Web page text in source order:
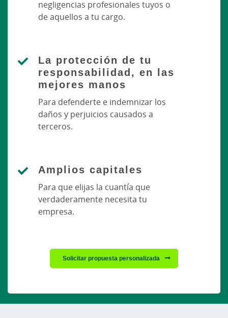
negligencias profesionales tuyos o
de aquellos a tu cargo.
La protección de tu
responsabilidad, en las
mejores manos
Para defenderte e indemnizar los
daños y perjuicios causados a
terceros.
Amplios capitales
Para que elijas la cuantía que
verdaderamente necesita tu
empresa.
Solicitar propuesta personalizada